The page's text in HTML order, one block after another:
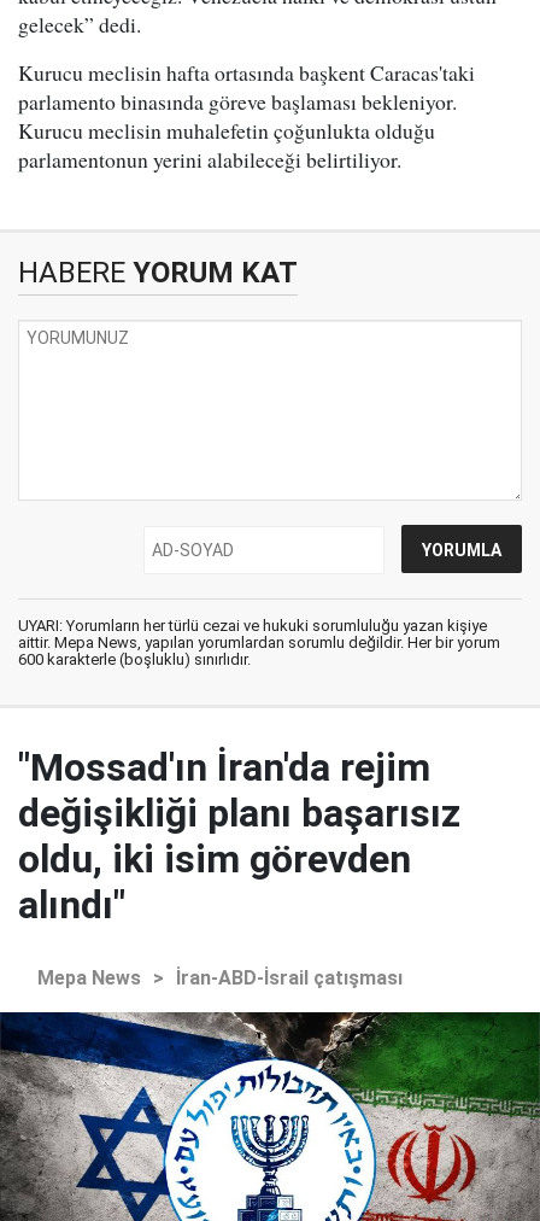
gelecek” dedi.
Kurucu meclisin hafta ortasında başkent Caracas'taki
parlamento binasında göreve başlaması bekleniyor.
Kurucu meclisin muhalefetin çoğunlukta olduğu
parlamentonun yerini alabileceği belirtiliyor.
HABERE YORUM KAT
UYARI: Yorumların her türlü cezai ve hukuki sorumluluğu yazan kişiye
aittir. Mepa News, yapılan yorumlardan sorumlu değildir. Her bir yorum
600 karakterle (boşluklu) sınırlıdır.
"Mossad'ın İran'da rejim
değişikliği planı başarısız
oldu, iki isim görevden
alındı"
Mepa News > İran-ABD-İsrail çatışması